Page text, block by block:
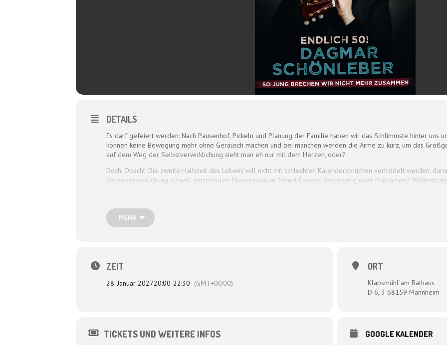
DETAILS
Es darf gefeiert werden: Nach Pausenhof, Pickeln und Planung der Familie haben wir das Schlimmste hinter uns
können keine Bewegung mehr ohne Geräusch machen und bei manchen werden die Arme zu kurz, um das
auf dem Weg der Selbstverwirklichung sieht man eh nur mit dem Herzen, oder?
Doch, Obacht: Die zweite Halbzeit des Lebens will nicht mit schlechten Kalendersprüchen vertrödelt werden,
Selbstverwirklichung schnell entscheiden: Masterstudium, Mount Everest Besteigung oder Makramee?
ganz eigenen Art Klug- und Albernheit und verkündet: Es ist immer noch alles machbar, denn ü 50 bedeutet doch:
MEHR
ZEIT
28. Januar 202720:00-22:30 (GMT+00:00)
ORT
Klapsmühl´am Rathaus
D 6, 3 68159 Mannheim
TICKETS UND WEITERE INFOS GOOGLE KALENDER